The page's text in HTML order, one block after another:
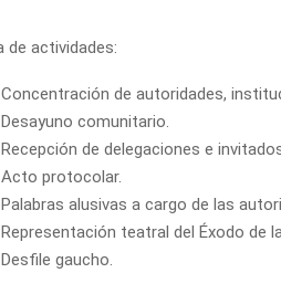
de actividades:
de autoridades,
comunitario.
de delegaciones e
Acto protocolar.
alusivas a cargo de las
teatral del Éxodo de
gaucho.